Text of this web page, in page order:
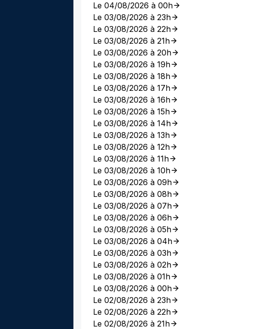
Le 04/08/2026 à 00h
Le 03/08/2026 à 23h
Le 03/08/2026 à 22h
Le 03/08/2026 à 21h
Le 03/08/2026 à 20h
Le 03/08/2026 à 19h
Le 03/08/2026 à 18h
Le 03/08/2026 à 17h
Le 03/08/2026 à 16h
Le 03/08/2026 à 15h
Le 03/08/2026 à 14h
Le 03/08/2026 à 13h
Le 03/08/2026 à 12h
Le 03/08/2026 à 11h
Le 03/08/2026 à 10h
Le 03/08/2026 à 09h
Le 03/08/2026 à 08h
Le 03/08/2026 à 07h
Le 03/08/2026 à 06h
Le 03/08/2026 à 05h
Le 03/08/2026 à 04h
Le 03/08/2026 à 03h
Le 03/08/2026 à 02h
Le 03/08/2026 à 01h
Le 03/08/2026 à 00h
Le 02/08/2026 à 23h
Le 02/08/2026 à 22h
Le 02/08/2026 à 21h